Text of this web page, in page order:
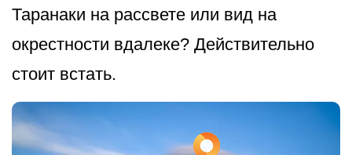
Таранаки на рассвете или вид на
окрестности вдалеке? Действительно
стоит встать.